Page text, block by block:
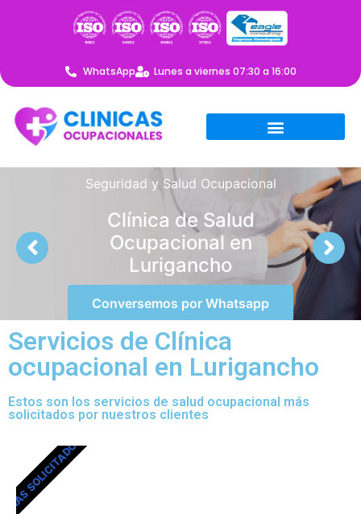
WhatsApp Lunes a viernes 07:30 a 16:00
Seguridad y Salud Ocupacional
Clínica de Salud
Ocupacional en
Lurigancho
Conversemos por Whatsapp
Servicios de Clínica
ocupacional en Lurigancho
Estos son los servicios de salud ocupacional más
solicitados por nuestros clientes
MÁS SOLICITADOS